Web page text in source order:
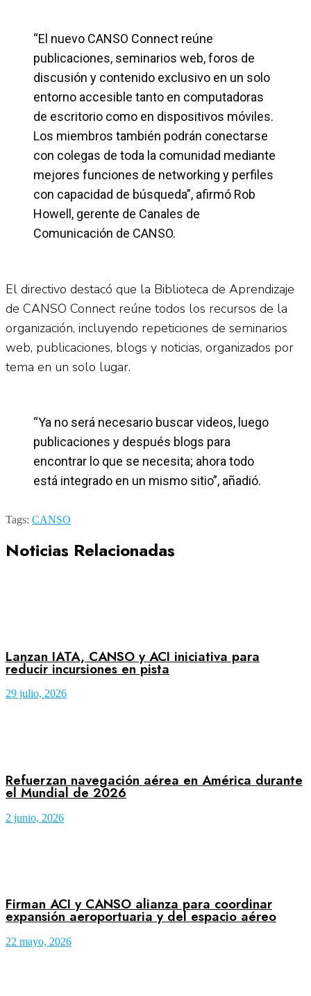
“El nuevo CANSO Connect reúne
publicaciones, seminarios web, foros de
discusión y contenido exclusivo en un solo
entorno accesible tanto en computadoras
de escritorio como en dispositivos móviles.
Los miembros también podrán conectarse
con colegas de toda la comunidad mediante
mejores funciones de networking y perfiles
con capacidad de búsqueda”, afirmó Rob
Howell, gerente de Canales de
Comunicación de CANSO.
El directivo destacó que la Biblioteca de Aprendizaje
de CANSO Connect reúne todos los recursos de la
organización, incluyendo repeticiones de seminarios
web, publicaciones, blogs y noticias, organizados por
tema en un solo lugar.
“Ya no será necesario buscar videos, luego
publicaciones y después blogs para
encontrar lo que se necesita; ahora todo
está integrado en un mismo sitio”, añadió.
Tags: CANSO
Noticias Relacionadas
Lanzan IATA, CANSO y ACI iniciativa para
reducir incursiones en pista
29 julio, 2026
Refuerzan navegación aérea en América durante
el Mundial de 2026
2 junio, 2026
Firman ACI y CANSO alianza para coordinar
expansión aeroportuaria y del espacio aéreo
22 mayo, 2026